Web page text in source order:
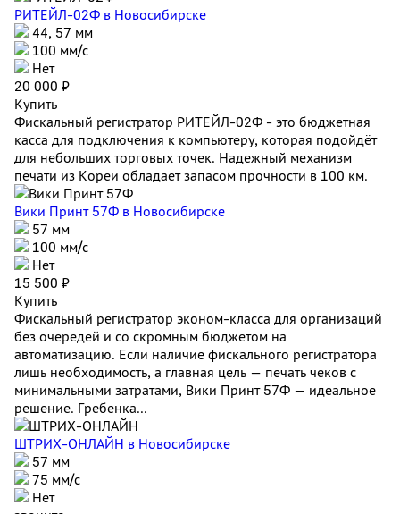
РИТЕЙЛ-02Ф в Новосибирске
44, 57 мм
100 мм/с
Нет
20 000 ₽
Купить
Фискальный регистратор РИТЕЙЛ-02Ф - это бюджетная
касса для подключения к компьютеру, которая подойдёт
для небольших торговых точек. Надежный механизм
печати из Кореи обладает запасом прочности в 100 км.
Вики Принт 57Ф в Новосибирске
57 мм
100 мм/с
Нет
15 500 ₽
Купить
Фискальный регистратор эконом-класса для организаций
без очередей и со скромным бюджетом на
автоматизацию. Если наличие фискального регистратора
лишь необходимость, а главная цель — печать чеков с
минимальными затратами, Вики Принт 57Ф — идеальное
решение. Гребенка...
ШТРИХ-ОНЛАЙН в Новосибирске
57 мм
75 мм/с
Нет